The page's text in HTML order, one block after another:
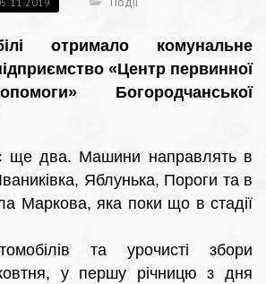
отримало комунальне
«Центр первинної
Богородчанської
ще два. Машини направлять в
Яблунька, Пороги та в
Маркова, яка поки що в стадії
та урочисті збори
у першу річницю з дня